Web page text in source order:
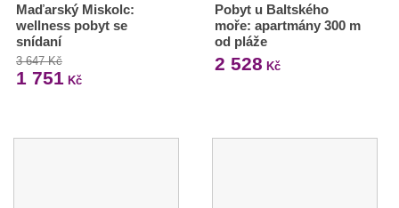
Maďarský Miskolc:
wellness pobyt se
snídaní
3 647 Kč
1 751 Kč
Pobyt u Baltského
moře: apartmány 300 m
od pláže
2 528 Kč